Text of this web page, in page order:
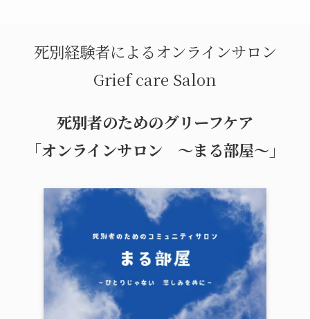
死別経験者によるオンラインサロン
Grief care Salon
死別者のためのグリーフケア
「オンラインサロン ～まる部屋～」